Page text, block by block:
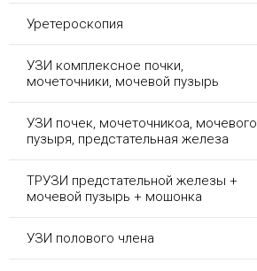
Уретероскопия
УЗИ комплексное почки,
мочеточники, мочевой пузырь
УЗИ почек, мочеточникоа, мочевого
пузыря, предстательная железа
ТРУЗИ предстательной железы +
мочевой пузырь + мошонка
УЗИ полового члена